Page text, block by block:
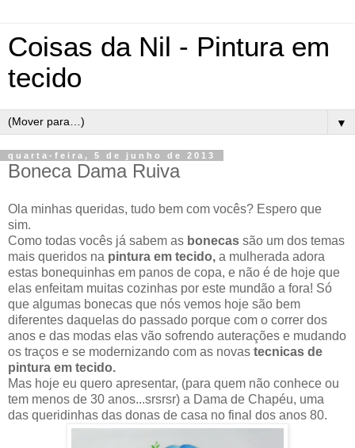
Coisas da Nil - Pintura em
tecido
▼
quarta-feira, 5 de junho de 2013
Boneca Dama Ruiva
Ola minhas queridas, tudo bem com vocês? Espero que
sim.
Como todas vocês já sabem as bonecas são um dos temas
mais queridos na pintura em tecido, a mulherada adora
estas bonequinhas em panos de copa, e não é de hoje que
elas enfeitam muitas cozinhas por este mundão a fora! Só
que algumas bonecas que nós vemos hoje são bem
diferentes daquelas do passado porque com o correr dos
anos e das modas elas vão sofrendo auterações e mudando
os traços e se modernizando com as novas tecnicas de
pintura em tecido.
Mas hoje eu quero apresentar, (para quem não conhece ou
tem menos de 30 anos...srsrsr) a Dama de Chapéu, uma
das queridinhas das donas de casa no final dos anos 80.